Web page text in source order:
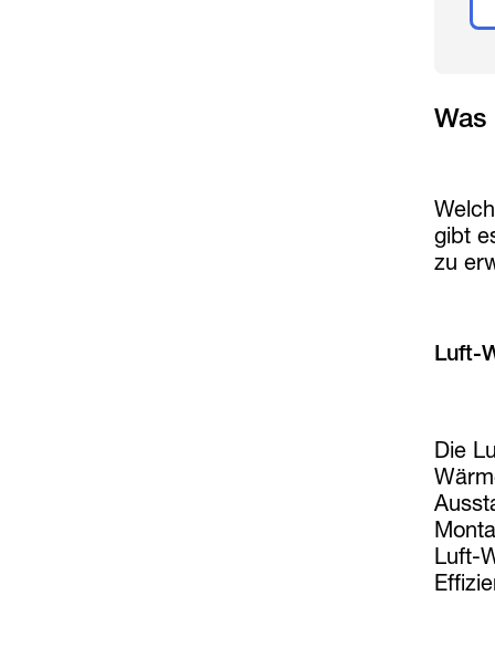
gibt
zu
Luft-
Die
Luft-